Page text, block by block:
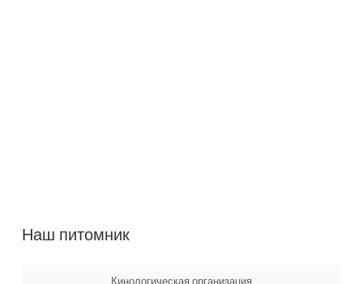
Наш питомник
Кинологическая организация